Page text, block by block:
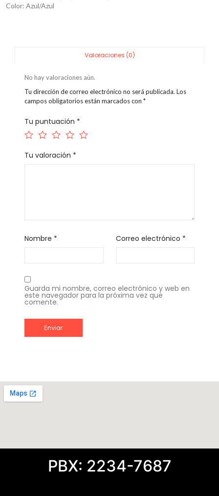
Color: Azul/Azul
Valoraciones (0)
No hay valoraciones aún.
Tu dirección de correo electrónico no será publicada. Los
campos obligatorios están marcados con *
Tu puntuación *
Tu valoración *
Nombre * Correo electrónico *
Guarda mi nombre, correo electrónico y web en
este navegador para la próxima vez que
comente.
PBX: 2234-7687